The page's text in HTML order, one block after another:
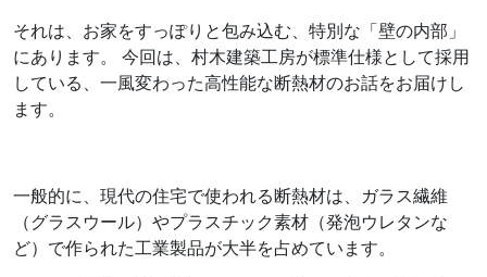
それは、お家をすっぽりと包み込む、特別な「壁の内部」
にあります。 今回は、村木建築工房が標準仕様として採用
している、一風変わった高性能な断熱材のお話をお届けし
ます。
一般的に、現代の住宅で使われる断熱材は、ガラス繊維
（グラスウール）やプラスチック素材（発泡ウレタンな
ど）で作られた工業製品が大半を占めています。